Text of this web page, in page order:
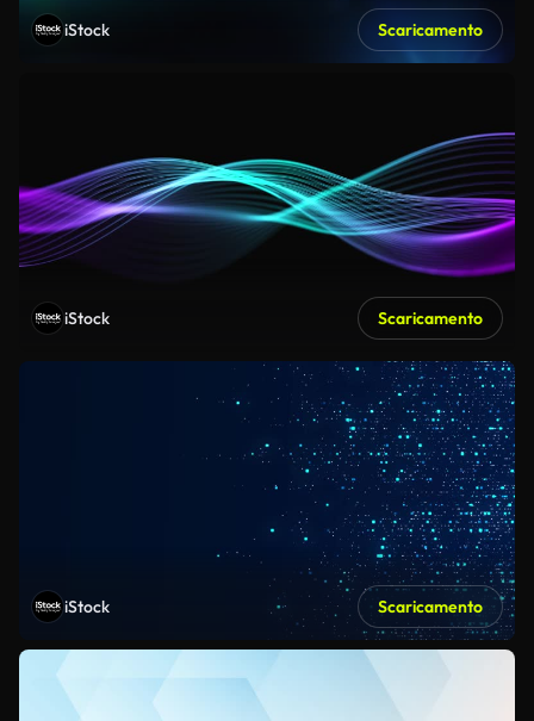
iStock Scaricamento
iStock Scaricamento
iStock Scaricamento